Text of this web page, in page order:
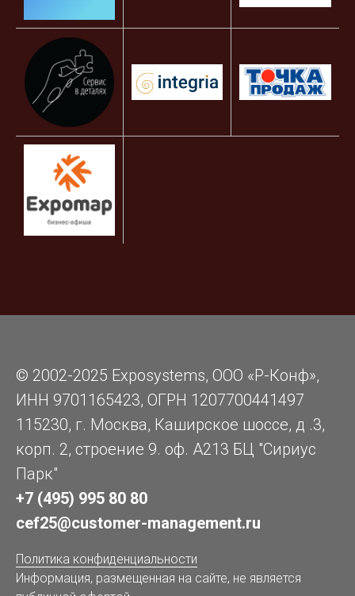
© 2002-2025 Exposystems, ООО «Р-Конф»,
ИНН 9701165423, ОГРН 1207700441497
115230, г. Москва, Каширское шоссе, д .3,
корп. 2, строение 9. оф. А213 БЦ "Сириус
Парк"
+7 (495) 995 80 80
cef25@customer-management.ru
Политика конфиденциальности
Информация, размещенная на сайте, не является